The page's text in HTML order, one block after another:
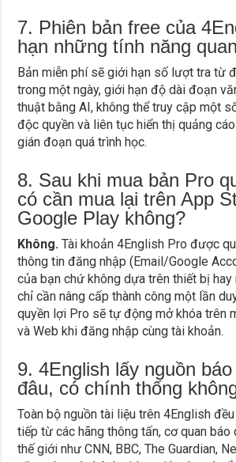
7. Phiên bản free của
hạn những tính năng
Bản miễn phí sẽ giới hạn số lượt tra từ
trong một ngày, giới hạn độ dài đoạn
thuật bằng AI, không thể truy cập một
độc quyền và liên tục hiển thị quảng
gián đoạn quá trình học.
8. Sau khi mua bản Pro
có cần mua lại trên App
Google Play không?
Không. Tài khoản 4English Pro được
thông tin đăng nhập (Email/Google
của bạn chứ không dựa trên thiết bị hay
chỉ cần nâng cấp thành công một lần
quyền lợi Pro sẽ tự động mở khóa trên
và Web khi đăng nhập cùng tài khoản.
9. 4English lấy nguồn
đâu, có chính thống
Toàn bộ nguồn tài liệu trên 4English
tiếp từ các hãng thông tấn, cơ quan báo
thế giới như CNN, BBC, The Guardian,